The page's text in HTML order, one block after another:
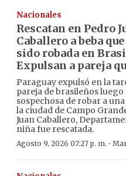
Nacionales
Rescatan en Pedro
Caballero a beba
sido robada en
Expulsan a pareja
Paraguay expulsó en la
pareja de brasileños
sospechosa de robar a
la ciudad de Campo
Juan Caballero,
niña fue rescatada.
Agosto 9, 2026 07:27 p. m. ·